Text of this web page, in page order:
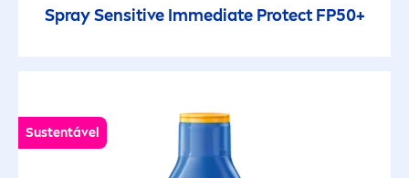
SpraySensitiveImmediate ProtectFP50+
Sustentável